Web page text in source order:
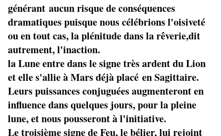
générant aucun risque de conséquences
dramatiques puisque nous célébrions l'oisiveté
ou en tout cas, la plénitude dans la rêverie,dit
autrement, l'inaction.
la Lune entre dans le signe très ardent du Lion
et elle s'allie à Mars déjà placé en Sagittaire.
Leurs puissances conjuguées augmenteront en
influence dans quelques jours, pour la pleine
lune, et nous pousseront à l'initiative.
Le troisième signe de Feu, le bélier, lui rejoint